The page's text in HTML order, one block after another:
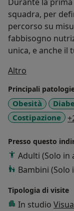
Durante la
squadra, per
percorso su
fabbisogno
unica, e anche il
Altro
Principali
Obesità
Costipazione
Presso questo
Adulti (Solo in
Bambini (Solo
Tipologia di visite
In studio